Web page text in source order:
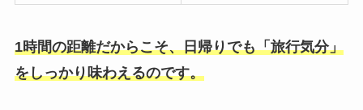
1時間の距離だからこそ、日帰りでも「旅行気分」
をしっかり味わえるのです。